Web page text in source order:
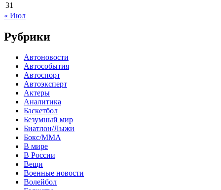
31
« Июл
Рубрики
Автоновости
Автособытия
Автоспорт
Автоэксперт
Актеры
Аналитика
Баскетбол
Безумный мир
Биатлон/Лыжи
Бокс/MMA
В мире
В России
Вещи
Военные новости
Волейбол